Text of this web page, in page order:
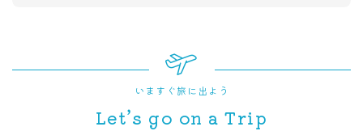
いますぐ旅に出よう
Let’s go on a Trip